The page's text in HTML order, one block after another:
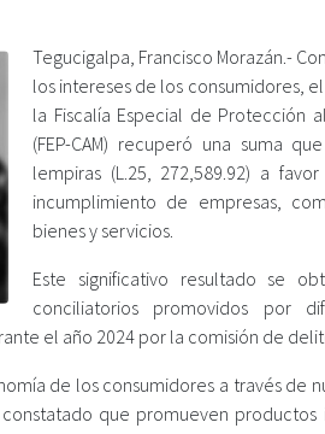
Tegucigalpa, Francisco Morazán.-
los intereses de los consumidores,
la Fiscalía Especial de Protección
(FEP-CAM) recuperó una suma
lempiras (L.25, 272,589.92) a
incumplimiento de empresas,
bienes y servicios.
Este significativo resultado se
conciliatorios promovidos por
el año 2024 por la comisión de
de los consumidores a través de
que promueven productos